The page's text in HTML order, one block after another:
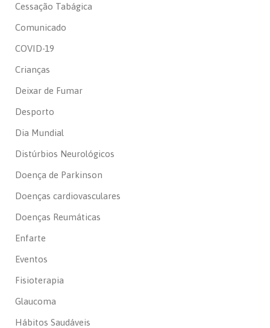
Cessação Tabágica
Comunicado
COVID-19
Crianças
Deixar de Fumar
Desporto
Dia Mundial
Distúrbios Neurológicos
Doença de Parkinson
Doenças cardiovasculares
Doenças Reumáticas
Enfarte
Eventos
Fisioterapia
Glaucoma
Hábitos Saudáveis